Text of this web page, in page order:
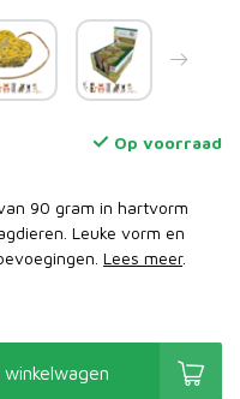
Op voorraad
90 gram in hartvorm
Leuke vorm en
Lees meer.